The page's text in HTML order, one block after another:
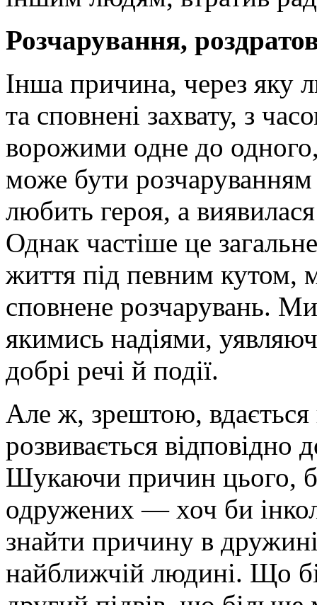
Розчарування,
Інша причина, через яку
та сповнені захвату, з
ворожими одне до
може бути
любить героя, а
Однак частіше це
життя під певним кутом,
сповнене розчарувань.
якимись надіями,
добрі речі й події.
Але ж, зрештою,
розвивається
Шукаючи причин цього,
одружених — хоч би
знайти причину в
найближчій людині. Що